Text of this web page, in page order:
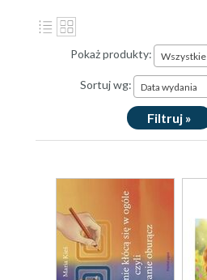
Pokaż produkty: Wszystkie
Sortuj wg: Data wydania
Filtruj »